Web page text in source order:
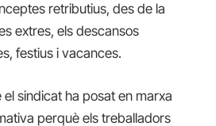
retributius, des de la
extres, els descansos
festius i vacances.
sindicat ha posat en marxa
perquè els treballadors